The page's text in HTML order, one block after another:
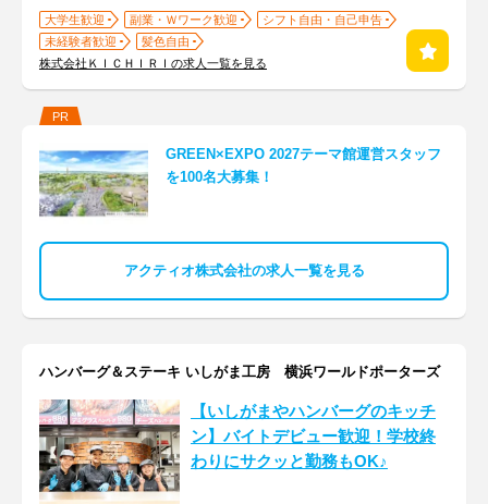
大学生歓迎 副業・Ｗワーク歓迎
シフト自由・自己申告
未経験者歓迎
髪色自由
株式会社ＫＩＣＨＩＲＩの求人一覧を見る
PR
GREEN×EXPO 2027テーマ館運営スタッフ
を100名大募集！
アクティオ株式会社の求人一覧を見る
ハンバーグ＆ステーキ いしがま工房 横浜ワールドポーターズ
【いしがまやハンバーグのキッチ
ン】バイトデビュー歓迎！学校終
わりにサクッと勤務もOK♪